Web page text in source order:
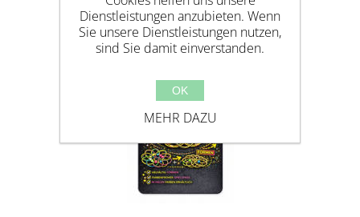
Dienstleistungen anzubieten. Wenn
Sie unsere Dienstleistungen nutzen,
sind Sie damit einverstanden.
OK
MEHR DAZU